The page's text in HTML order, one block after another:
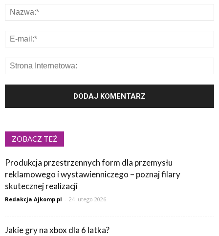
ZOBACZ TEŻ
Produkcja przestrzennych form dla przemysłu
reklamowego i wystawienniczego – poznaj filary
skutecznej realizacji
Redakcja Ajkomp.pl - 24 lutego 2026
Jakie gry na xbox dla 6 latka?